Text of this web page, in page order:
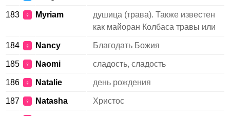
183 ♀ Myriam
душица (трава). Также известен
как майоран Колбаса травы или
184 ♀ Nancy Благодать Божия
185 ♀ Naomi сладость, сладость
186 ♀ Natalie день рождения
187 ♀ Natasha Христос